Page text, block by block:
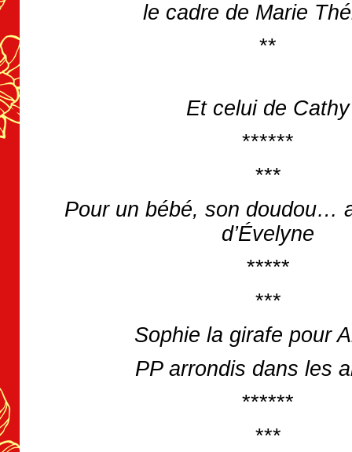
le cadre de Marie
**
Et celui de Cathy
******
***
Pour un bébé, son doudou…
d’Évelyne
*****
***
Sophie la girafe pour
PP arrondis dans les
******
***